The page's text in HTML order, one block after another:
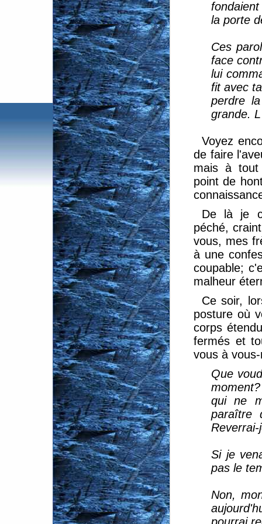
la porte
Ces
face
lui
fit avec
perdre
grande.
Voyez
de faire
mais à tout
point de
De là je
péché,
vous, mes
à une
coupable;
malheur
Ce soir,
posture où
corps
fermés et
vous à
Que
qui ne
paraître
Si je
pas le
Non,